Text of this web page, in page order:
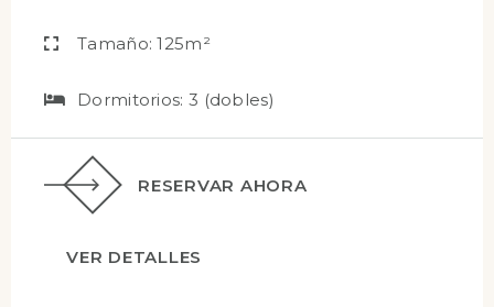
Tamaño: 125m²
Dormitorios: 3 (dobles)
RESERVAR AHORA
VER DETALLES